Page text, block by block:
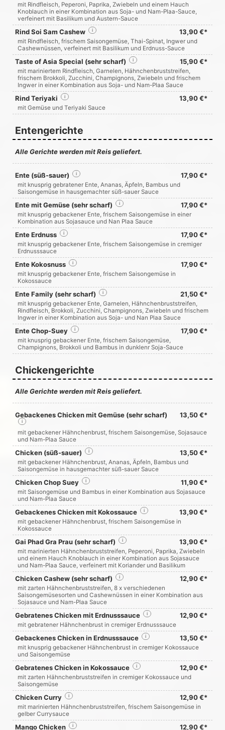
mit Rindfleisch, Peperoni, Paprika, Zwiebeln und einem Hauch
Knoblauch in einer Kombination aus Soja- und Nam-Plaa-Sauce,
verfeinert mit Basilikum und Austern-Sauce
Rind Soi Sam Cashew 13,90 €*
i
mit Rindfleisch, frischem Saisongemüse, Thai-Spinat, Ingwer und
Cashewnüssen, verfeinert mit Basilikum und Erdnuss-Sauce
Taste of Asia Special (sehr scharf) 15,90 €*
i
mit mariniertem Rindfleisch, Garnelen, Hähnchenbruststreifen,
frischem Brokkoli, Zucchini, Champignons, Zwiebeln und frischem
Ingwer in einer Kombination aus Soja- und Nam-Plaa Sauce
Rind Teriyaki 13,90 €*
i
mit Gemüse und Teriyaki Sauce
Entengerichte
Alle Gerichte werden mit Reis geliefert.
Ente (süß-sauer) 17,90 €*
i
mit knusprig gebratener Ente, Ananas, Äpfeln, Bambus und
Saisongemüse in hausgemachter süß-sauer Sauce
Ente mit Gemüse (sehr scharf) 17,90 €*
i
mit knusprig gebackener Ente, frischem Saisongemüse in einer
Kombination aus Sojasauce und Nan Plaa Sauce
Ente Erdnuss 17,90 €*
i
mit knusprig gebackener Ente, frischem Saisongemüse in cremiger
Erdnusssauce
Ente Kokosnuss 17,90 €*
i
mit knusprig gebackener Ente, frischem Saisongemüse in
Kokossauce
Ente Family (sehr scharf) 21,50 €*
i
mit knusprig gebackener Ente, Garnelen, Hähnchenbruststreifen,
Rindfleisch, Brokkoli, Zucchini, Champignons, Zwiebeln und frischem
Ingwer in einer Kombination aus Soja- und Nan Plaa Sauce
Ente Chop-Suey 17,90 €*
i
mit knusprig gebackener Ente, frischem Saisongemüse,
Champignons, Brokkoli und Bambus in dunklenr Soja-Sauce
Chickengerichte
Alle Gerichte werden mit Reis geliefert.
Gebackenes Chicken mit Gemüse (sehr scharf) 13,50 €*
i
mit gebackener Hähnchenbrust, frischem Saisongemüse, Sojasauce
und Nam-Plaa Sauce
Chicken (süß-sauer) 13,50 €*
i
mit gebackener Hähnchenbrust, Ananas, Äpfeln, Bambus und
Saisongemüse in hausgemachter süß-sauer Sauce
Chicken Chop Suey 11,90 €*
i
mit Saisongemüse und Bambus in einer Kombination aus Sojasauce
und Nam-Plaa Sauce
Gebackenes Chicken mit Kokossauce 13,90 €*
i
mit gebackener Hähnchenbrust, frischem Saisongemüse in
Kokossauce
Gai Phad Gra Prau (sehr scharf) 13,90 €*
i
mit marinierten Hähnchenbruststreifen, Peperoni, Paprika, Zwiebeln
und einem Hauch Knoblauch in einer Kombination aus Sojasauce
und Nam-Plaa Sauce, verfeinert mit Koriander und Basilikum
Chicken Cashew (sehr scharf) 12,90 €*
i
mit zarten Hähnchenbruststreifen, 8 x verschiedenen
Saisongemüsesorten und Cashewnüssen in einer Kombination aus
Sojasauce und Nam-Plaa Sauce
Gebratenes Chicken mit Erdnusssauce 12,90 €*
i
mit gebratener Hähnchenbrust in cremiger Erdnusssauce
Gebackenes Chicken in Erdnusssauce 13,50 €*
i
mit knusprig gebackener Hähnchenbrust in cremiger Kokossauce
und Saisongemüse
Gebratenes Chicken in Kokossauce 12,90 €*
i
mit zarten Hähnchenbruststreifen in cremiger Kokossauce und
Saisongemüse
Chicken Curry 12,90 €*
i
mit marinierten Hähnchenbruststreifen, frischem Saisongemüse in
gelber Currysauce
Mango Chicken 12,90 €*
i